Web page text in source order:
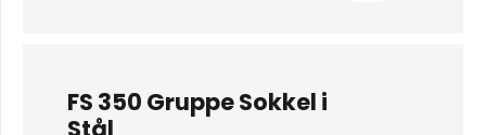
FS 350 Gruppe Sokkel i